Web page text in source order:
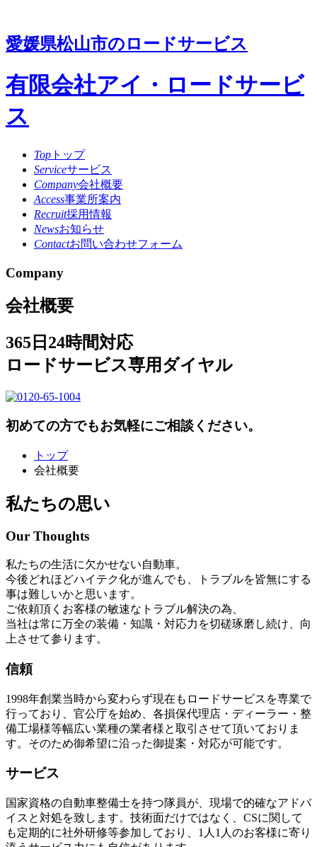
愛媛県松山市のロードサービス
有限会社アイ・ロードサービ
ス
Top トップ
Serviceサービス
Company会社概要
Access事業所案内
Recruit採用情報
Newsお知らせ
Contactお問い合わせフォーム
Company
会社概要
365日24時間対応
ロードサービス専用ダイヤル
初めての方でもお気軽にご相談ください。
トップ
会社概要
私たちの思い
Our Thoughts
私たちの生活に欠かせない自動車。
今後どれほどハイテク化が進んでも、トラブルを皆無にする
事は難しいかと思います。
ご依頼頂くお客様の敏速なトラブル解決の為、
当社は常に万全の装備・知識・対応力を切磋琢磨し続け、向
上させて参ります。
信頼
1998年創業当時から変わらず現在もロードサービスを専業で
行っており、官公庁を始め、各損保代理店・ディーラー・整
備工場様等幅広い業種の業者様と取引させて頂いておりま
す。そのため御希望に沿った御提案・対応が可能です。
サービス
国家資格の自動車整備士を持つ隊員が、現場で的確なアドバ
イスと対処を致します。技術面だけではなく、CSに関して
も定期的に社外研修等参加しており、1人1人のお客様に寄り